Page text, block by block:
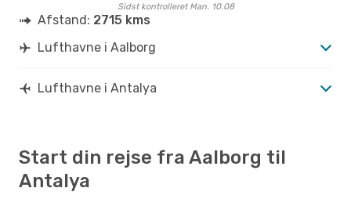
Sidst kontrolleret Man. 10.08
Afstand: 2715 kms
Lufthavne i Aalborg
Lufthavne i Antalya
Start din rejse fra Aalborg til
Antalya